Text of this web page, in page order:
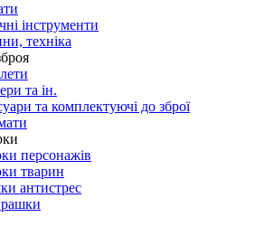
інструменти
техніка
та ін.
та комплектуючі до зброї
персонажів
тварин
антистрес